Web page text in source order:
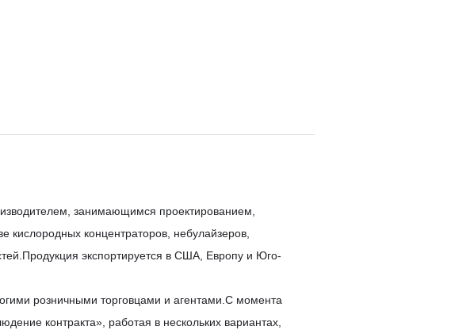
занимающимся проектированием,
кислородных концентраторов, небулайзеров,
экспортируется в США, Европу и Юго-
розничными торговцами и агентами.С момента
контракта», работая в нескольких вариантах,